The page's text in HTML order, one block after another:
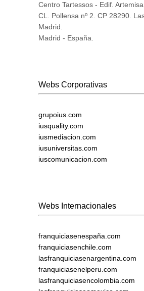
Centro Tartessos - Edif. Artemisa.
CL. Pollensa nº 2. CP 28290.
Madrid.
Madrid - España.
Webs Corporativas
grupoius.com
iusquality.com
iusmediacion.com
iusuniversitas.com
iuscomunicacion.com
Webs Internacionales
franquiciasenespaña.com
franquiciasenchile.com
lasfranquiciasenargentina.com
franquiciasenelperu.com
lasfranquiciasencolombia.com